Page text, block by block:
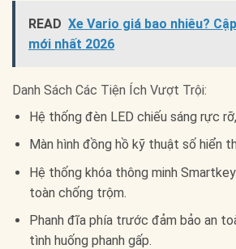
READ Xe Vario giá bao nhiêu?
mới nhất 2026
Danh Sách Các Tiện Ích Vượt Trội:
Hệ thống đèn LED chiếu sáng rực
Màn hình đồng hồ kỹ thuật số hiển
Hệ thống khóa thông minh
toàn chống trộm.
Phanh đĩa phía trước đảm bảo an
tình huống phanh gấp.